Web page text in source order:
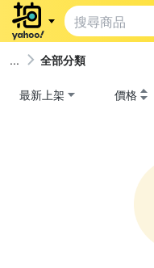
全部分類
最新上架 價格